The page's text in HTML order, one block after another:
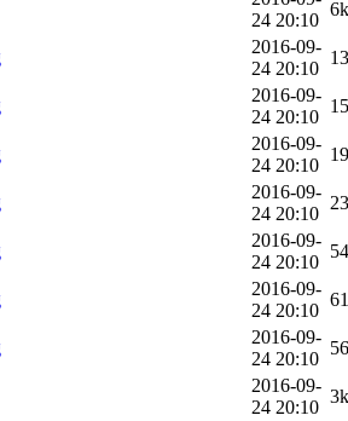
24 20:10
6k
2016-09-
24 20:10
2016-09-
24 20:10
2016-09-
24 20:10
2016-09-
24 20:10
2016-09-
24 20:10
2016-09-
24 20:10
2016-09-
24 20:10
2016-09-
24 20:10
3k